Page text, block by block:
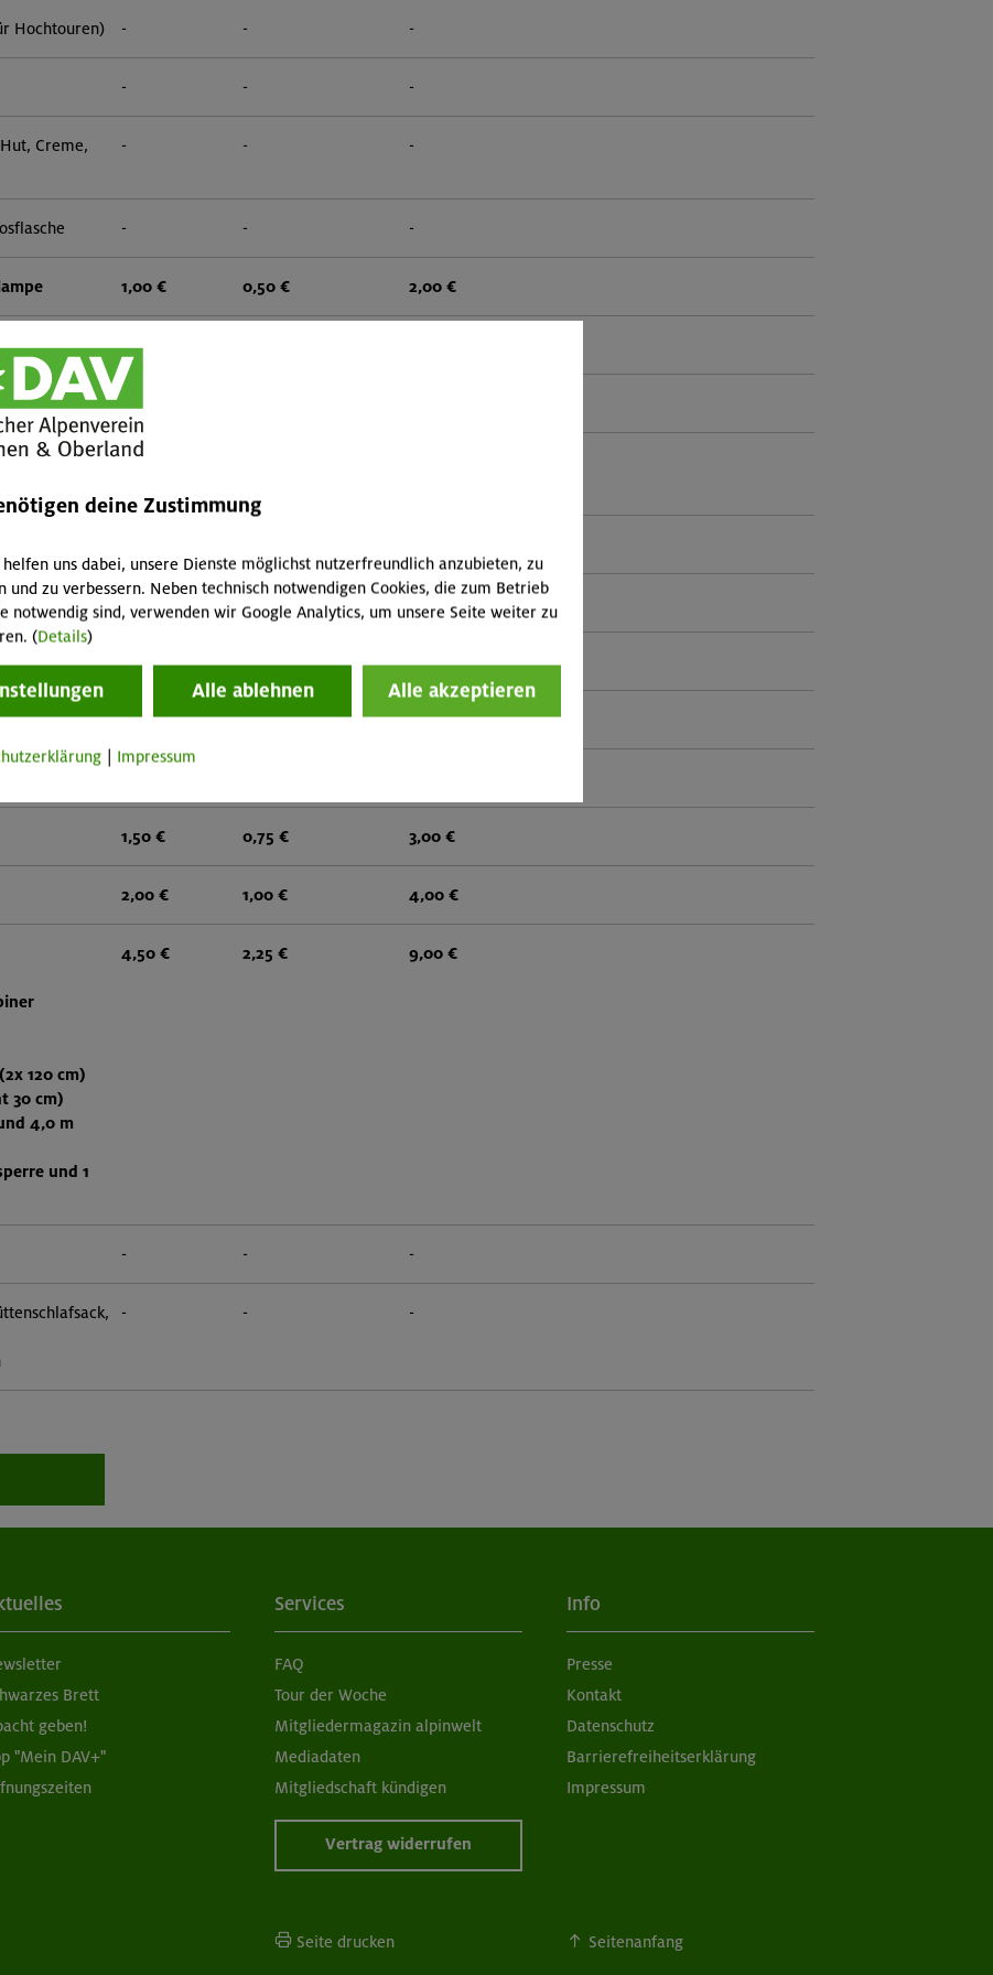
Hochtouren) - - -
- - -
Creme,
- - -
- - -
1,00 € 0,50 € 2,00 €
-
-
zwei
1,50 €
1,25 € 5,00 €
4,00 € 2,00 € 8,00 €
4,00 € 2,00 € 8,00 €
1,50 € 0,75 € 3,00 €
2,00 € 1,00 € 4,00 €
120 cm)
30 cm)
4,0 m
und 1
4,50 € 2,25 € 9,00 €
- - -
- - -
Brett
geben!
"Mein DAV+"
Services
FAQ
Tour der Woche
Mitgliedermagazin alpinwelt
Mediadaten
Mitgliedschaft kündigen
Vertrag widerrufen
Info
Presse
Kontakt
Datenschutz
Barrierefreiheitserklärung
Impressum
Seite drucken Seitenanfang
deine Zustimmung
helfen uns dabei, unsere Dienste möglichst nutzerfreundlich anzubieten, zu
und zu verbessern. Neben technisch notwendigen Cookies, die zum Betrieb
notwendig sind, verwenden wir Google Analytics, um unsere Seite weiter zu
(Details)
Alle ablehnen Alle akzeptieren
| Impressum